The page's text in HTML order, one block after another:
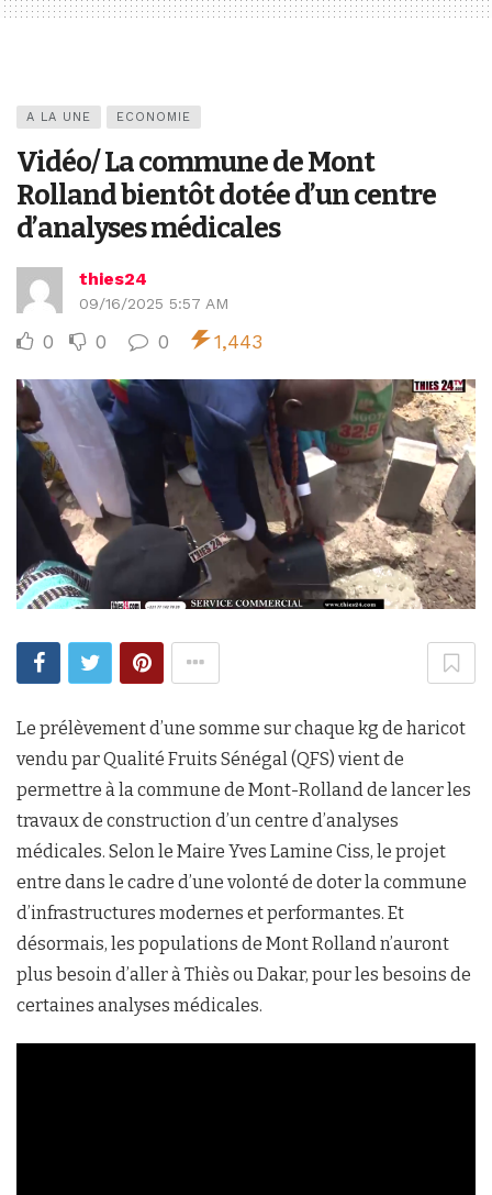
A LA UNE ECONOMIE
Vidéo/ La commune de Mont
Rolland bientôt dotée d’un centre
d’analyses médicales
thies24
09/16/2025 5:57 AM
0 0 0 1,443
Le prélèvement d’une somme sur chaque kg de haricot
vendu par Qualité Fruits Sénégal (QFS) vient de
permettre à la commune de Mont-Rolland de lancer les
travaux de construction d’un centre d’analyses
médicales. Selon le Maire Yves Lamine Ciss, le projet
entre dans le cadre d’une volonté de doter la commune
d’infrastructures modernes et performantes. Et
désormais, les populations de Mont Rolland n’auront
plus besoin d’aller à Thiès ou Dakar, pour les besoins de
certaines analyses médicales.